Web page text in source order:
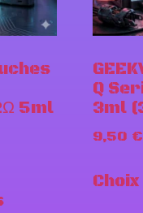
5ml
Q
3ml
9,50 €